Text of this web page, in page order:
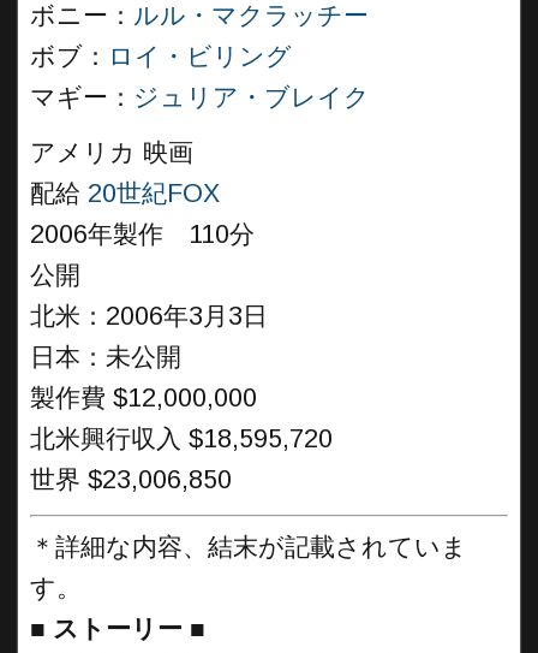
ボニー： ルル・マクラッチー
ボブ： ロイ・ビリング
マギー： ジュリア・ブレイク
アメリカ 映画
配給 20世紀FOX
2006年製作 110分
公開
北米：2006年3月3日
日本：未公開
製作費 $12,000,000
北米興行収入 $18,595,720
世界 $23,006,850
＊詳細な内容、結末が記載されていま
す。
■ ストーリー ■